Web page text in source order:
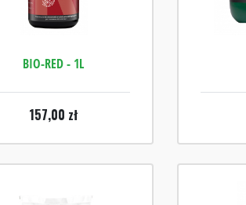
BIO-RED - 1L
157,00 zł